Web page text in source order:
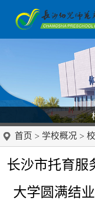
首页 > 学校概况 >
长沙市托育服
大学圆满结